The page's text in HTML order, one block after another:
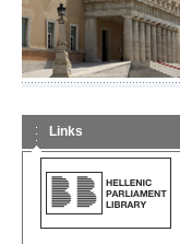
Links